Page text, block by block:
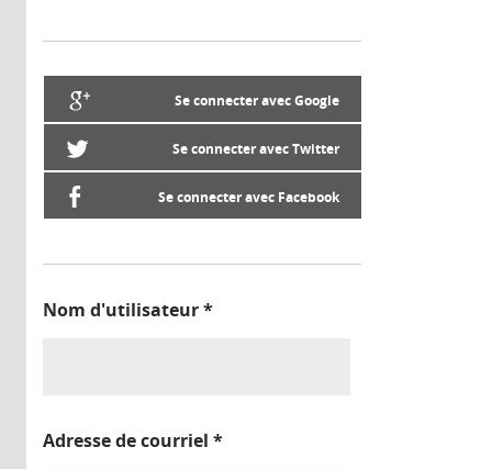
Se connecter avec Google
Se connecter avec Twitter
Se connecter avec Facebook
Nom d'utilisateur*
Adresse de courriel *